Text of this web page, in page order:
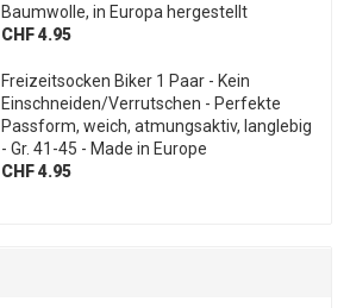
Baumwolle, in Europa hergestellt
CHF 4.95
Freizeitsocken Biker 1 Paar - Kein
Einschneiden/Verrutschen - Perfekte
Passform, weich, atmungsaktiv, langlebig
- Gr. 41-45 - Made in Europe
CHF 4.95